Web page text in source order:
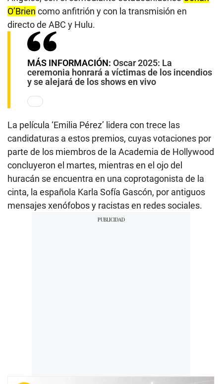
O’Brien como anfitrión y con la transmisión en
directo de ABC y Hulu.
MÁS INFORMACIÓN: Oscar 2025: La
ceremonia honrará a víctimas de los incendios
y se alejará de los shows en vivo
La película ‘Emilia Pérez’ lidera con trece las
candidaturas a estos premios, cuyas votaciones por
parte de los miembros de la Academia de Hollywood
concluyeron el martes, mientras en el ojo del
huracán se encuentra en una coprotagonista de la
cinta, la española Karla Sofía Gascón, por antiguos
mensajes xenófobos y racistas en redes sociales.